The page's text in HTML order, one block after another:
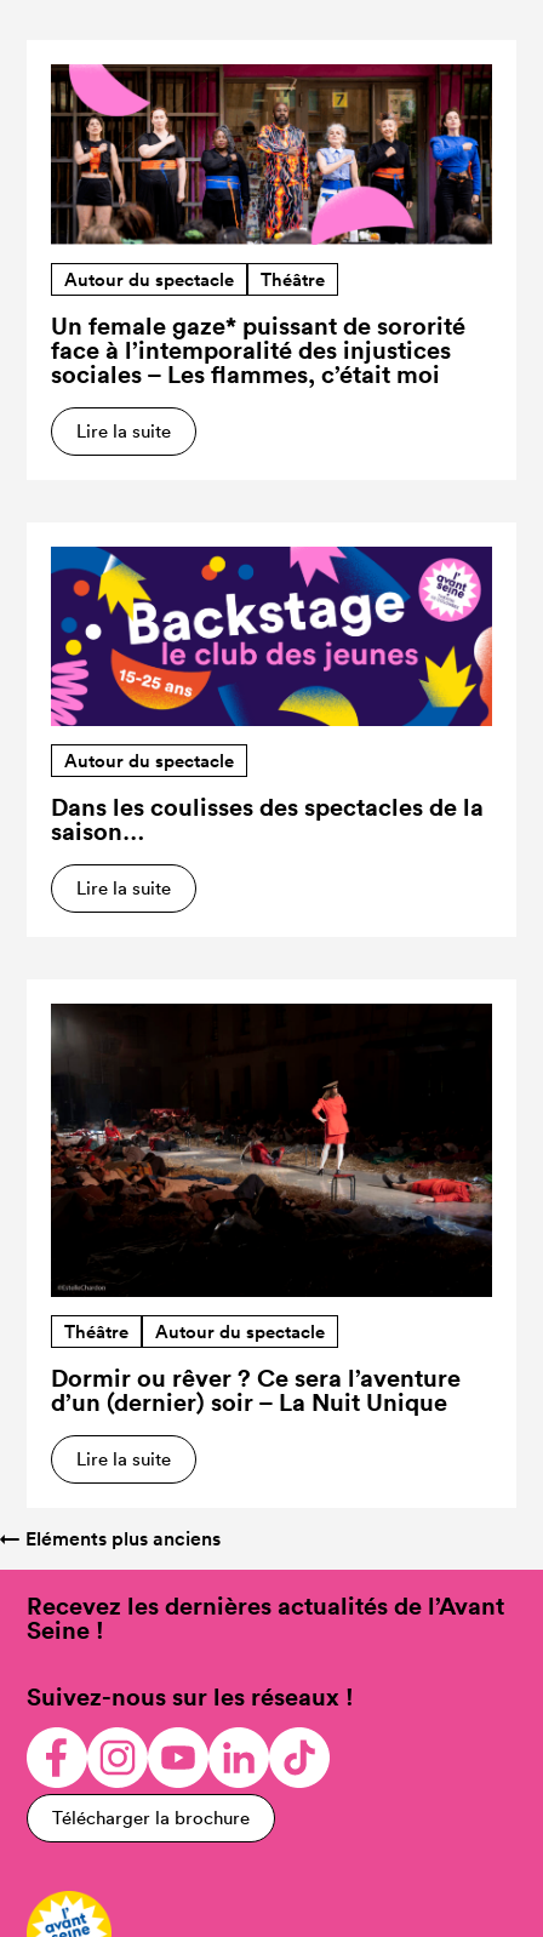
Autour du spectacle Théâtre
Un female gaze* puissant de sororité
face à l’intemporalité des injustices
sociales – Les flammes, c’était moi
Lire la suite
Autour du spectacle
Dans les coulisses des spectacles de la
saison…
Lire la suite
Théâtre Autour du spectacle
Dormir ou rêver ? Ce sera l’aventure
d’un (dernier) soir – La Nuit Unique
Lire la suite
← Eléments plus anciens
Recevez les dernières actualités de l’Avant
Seine !
Suivez-nous sur les réseaux !
Télécharger la brochure